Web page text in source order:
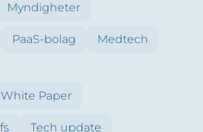
Myndigheter
PaaS-bolag Medtech
White Paper
Tech update